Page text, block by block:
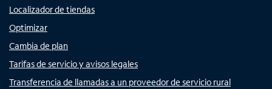
Localizador de tiendas
Optimizar
Cambia de plan
Tarifas de servicio y avisos legales
Transferencia de llamadas a un proveedor de servicio rural